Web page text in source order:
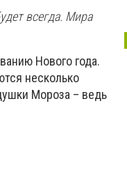
всегда. Мира
Нового года.
несколько
Мороза – ведь